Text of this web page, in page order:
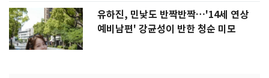
유하진, 민낯도 반짝반짝…'14세 연상
예비남편' 강균성이 반한 청순 미모